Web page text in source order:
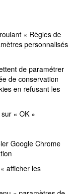
« Règles de
personnalisés
de paramétrer
de conservation
en refusant les
« OK »
Google Chrome
afficher les